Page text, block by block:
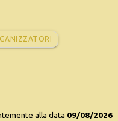
alla data 09/08/2026